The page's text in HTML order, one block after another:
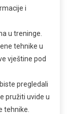
i
u treninge.
tehnike u
vještine pod
pregledali
pružiti uvide u
tehnike.